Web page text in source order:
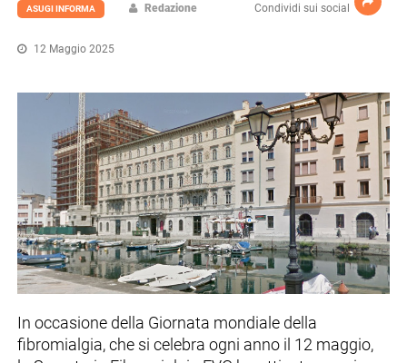
Condividi sui social
ASUGI INFORMA Redazione
12 Maggio 2025
In occasione della Giornata mondiale della
fibromialgia, che si celebra ogni anno il 12 maggio,